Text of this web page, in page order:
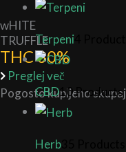
Terpeni
CBD10 Products
Herb
wHITE
TRUFFLE
THC 30%
Preglej več
Pogosto kupljeno skupaj